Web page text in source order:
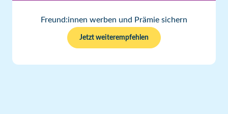
Freund:innen werben und Prämie sichern
Jetzt weiterempfehlen